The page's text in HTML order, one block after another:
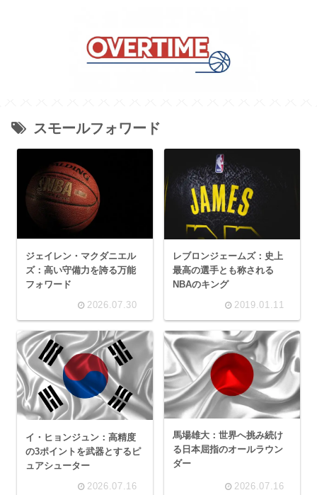
スモールフォワード
ジェイレン・マクダニエル
ズ：高い守備力を誇る万能
フォワード
2026.07.30
レブロンジェームズ：史上
最高の選手とも称される
NBAのキング
2019.01.11
イ・ヒョンジュン：高精度
の3ポイントを武器とするピ
ュアシューター
2026.07.16
馬場雄大：世界へ挑み続け
る日本屈指のオールラウン
ダー
2026.07.16